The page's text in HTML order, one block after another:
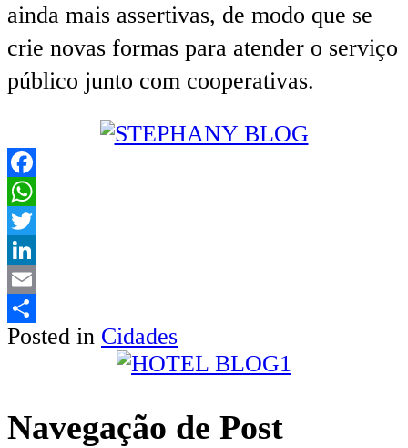
ainda mais assertivas, de modo que se
crie novas formas para atender o serviço
público junto com cooperativas.
Facebook
WhatsApp
Twitter
LinkedIn
Email
Share
Posted in Cidades
Navegação de Post